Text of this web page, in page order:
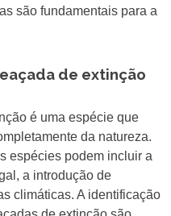
são fundamentais para a
de extinção
é uma espécie que
da natureza.
espécies podem incluir a
a introdução de
climáticas. A identificação